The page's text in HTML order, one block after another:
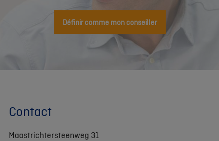
Définir comme mon conseiller
Contact
Maastrichtersteenweg 31